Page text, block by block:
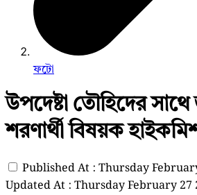
ফটো
উপদেষ্টা তৌহিদের
শরণার্থী বিষয়ক
Published At : Thursday
Updated At : Thursday February 27